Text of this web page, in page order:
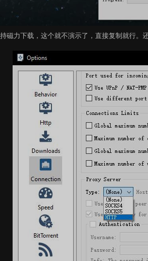
磁力下载，这个就不演示了，直接复制就行。